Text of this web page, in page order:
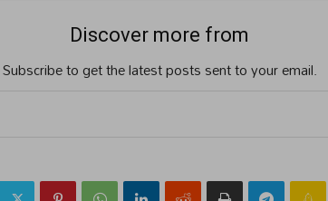
Discover more from
Subscribe to get the latest posts sent to your email.